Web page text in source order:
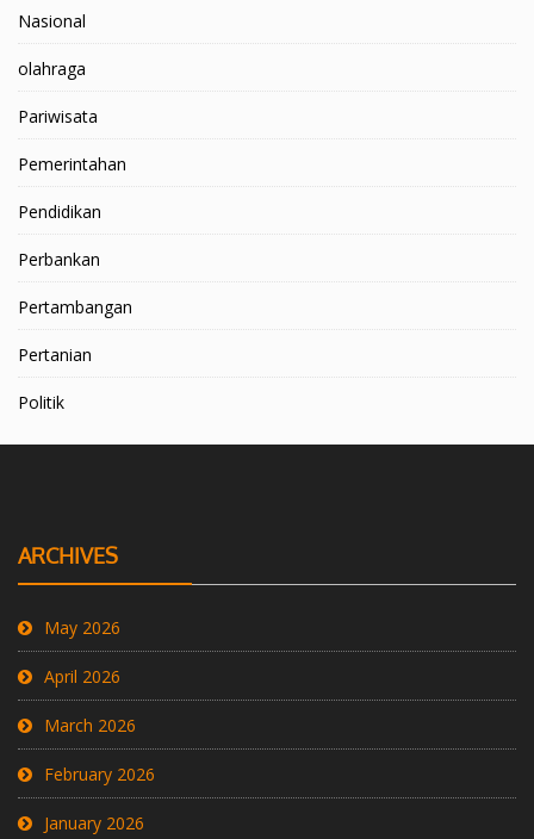
Nasional
olahraga
Pariwisata
Pemerintahan
Pendidikan
Perbankan
Pertambangan
Pertanian
Politik
ARCHIVES
May 2026
April 2026
March 2026
February 2026
January 2026